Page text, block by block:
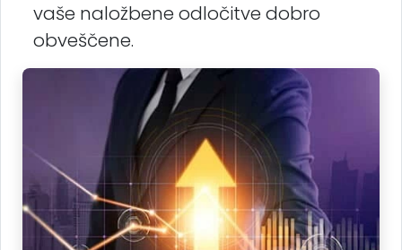
vaše naložbene odločitve dobro
obveščene.